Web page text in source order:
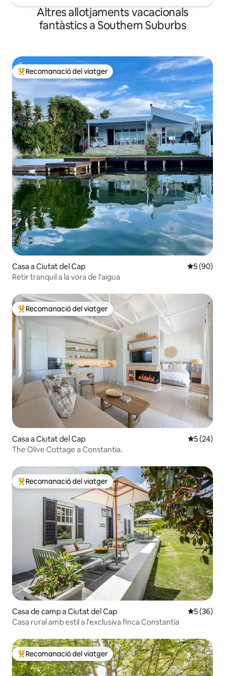
Altres allotjaments vacacionals
fantàstics a Southern Suburbs
Principals recomanacions dels viatgers
Recomanació del viatger
Casa a Ciutat del Cap 5 de
5 (90)
Retir tranquil a la vora de l'aigua
Principals recomanacions dels viatgers
Recomanació del viatger
Casa a Ciutat del Cap 5 de
5 (24)
The Olive Cottage a Constantia.
Principals recomanacions dels viatgers
Recomanació del viatger
Casa de camp a Ciutat del Cap 5 de
5 (36)
Casa rural amb estil a l'exclusiva finca Constantia
Principals recomanacions dels viatgers
Recomanació del viatger